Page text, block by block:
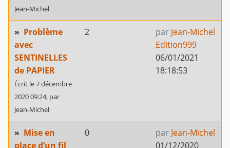
Jean-Michel
» Problème
avec
SENTINELLES
de PAPIER
Écrit le 7 décembre
2020 09:24, par
Jean-Michel
2 par Jean-Michel
Edition999
06/01/2021
18:18:53
» Mise en
place d’un fil
0 par Jean-Michel
01/12/2020